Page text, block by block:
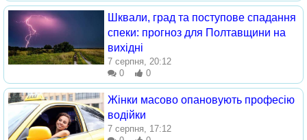
Шквали, град та поступове спадання
спеки: прогноз для Полтавщини на
вихідні
7 серпня, 20:12
0
0
Жінки масово опановують професію
водійки
7 серпня, 17:12